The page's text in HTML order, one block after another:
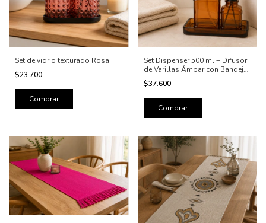
Set de vidrio texturado Rosa
$23.700
Set Dispenser 500 ml + Difusor
de Varillas Ámbar con Bandeja
de Vidrio
$37.600